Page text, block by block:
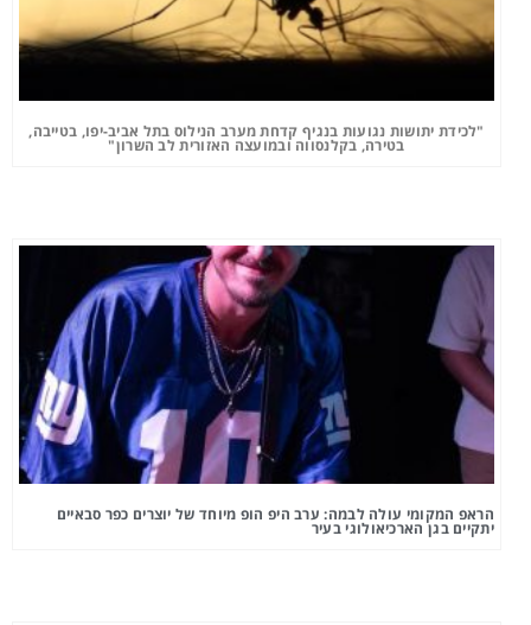
"לכידת יתושות נגועות בנגיף קדחת מערב הנילוס בתל אביב-יפו, בטייבה,
בטירה, בקלנסווה ובמועצה האזורית לב השרון"
הראפ המקומי עולה לבמה: ערב היפ הופ מיוחד של יוצרים כפר סבאיים
יתקיים בגן הארכיאולוגי בעיר